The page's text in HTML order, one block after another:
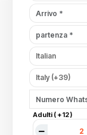
Adulti ( +12 )